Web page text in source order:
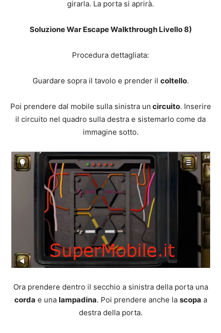
girarla. La porta si aprirà.
Soluzione War Escape Walkthrough Livello 8)
Procedura dettagliata:
Guardare sopra il tavolo e prender il coltello.
Poi prendere dal mobile sulla sinistra un circuito. Inserire
il circuito nel quadro sulla destra e sistemarlo come da
immagine sotto.
Ora prendere dentro il secchio a sinistra della porta una
corda e una lampadina. Poi prendere anche la scopa a
destra della porta.